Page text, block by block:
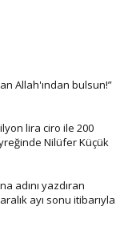
Allah'ından bulsun!”
lira ciro ile 200
Nilüfer Küçük
adını yazdıran
ayı sonu itibarıyla